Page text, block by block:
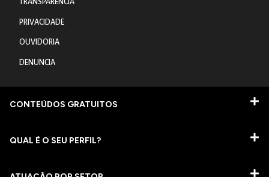
TRANSPARÊNCIA
PRIVACIDADE
OUVIDORIA
DENUNCIA
CONTEÚDOS GRATUITOS
QUAL É O SEU PERFIL?